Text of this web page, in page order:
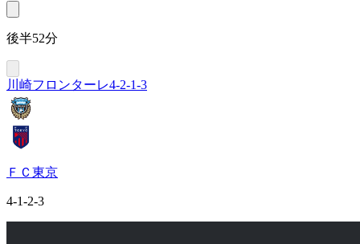
後半52分
川崎フロンターレ4-2-1-3
ＦＣ東京
4-1-2-3